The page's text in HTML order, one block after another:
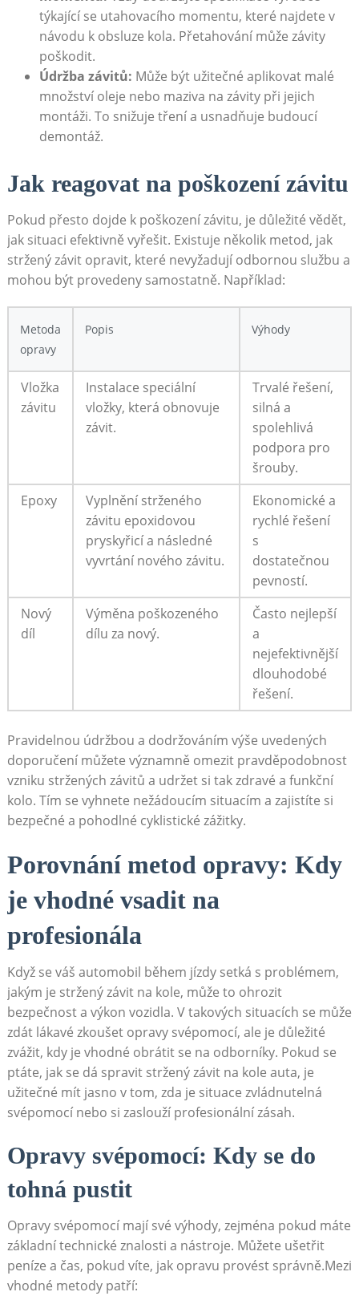
týkající se utahovacího momentu, které najdete v
návodu k obsluze kola. Přetahování může závity
poškodit.
Údržba závitů: Může být užitečné aplikovat malé
množství oleje nebo maziva na závity při jejich
montáži. To snižuje tření a usnadňuje budoucí
demontáž.
Jak reagovat na poškození závitu
Pokud přesto dojde k poškození závitu, je důležité vědět,
jak situaci efektivně vyřešit. Existuje několik metod, jak
stržený závit opravit, které nevyžadují odbornou službu a
mohou být provedeny samostatně. Například:
Metoda
opravy
Popis Výhody
Vložka
závitu
Instalace speciální
vložky, která obnovuje
závit.
Trvalé řešení,
silná a
spolehlivá
podpora pro
šrouby.
Epoxy
Vyplnění strženého
závitu epoxidovou
pryskyřicí a následné
vyvrtání nového závitu.
Ekonomické a
rychlé řešení
s
dostatečnou
pevností.
Nový
díl
Výměna poškozeného
dílu za nový.
Často nejlepší
a
nejefektivnější
dlouhodobé
řešení.
Pravidelnou údržbou a dodržováním výše uvedených
doporučení můžete významně omezit pravděpodobnost
vzniku stržených závitů a udržet si tak zdravé a funkční
kolo. Tím se vyhnete nežádoucím situacím a zajistíte si
bezpečné a pohodlné cyklistické zážitky.
Porovnání metod opravy: Kdy
je vhodné vsadit na
profesionála
Když se váš automobil během jízdy setká s problémem,
jakým je stržený závit na kole, může to ohrozit
bezpečnost a výkon vozidla. V takových situacích se může
zdát lákavé zkoušet opravy svépomocí, ale je důležité
zvážit, kdy je vhodné obrátit se na odborníky. Pokud se
ptáte, jak se dá spravit stržený závit na kole auta, je
užitečné mít jasno v tom, zda je situace zvládnutelná
svépomocí nebo si zaslouží profesionální zásah.
Opravy svépomocí: Kdy se do
tohná pustit
Opravy svépomocí mají své výhody, zejména pokud máte
základní technické znalosti a nástroje. Můžete ušetřit
peníze a čas, pokud víte, jak opravu provést správně.Mezi
vhodné metody patří: